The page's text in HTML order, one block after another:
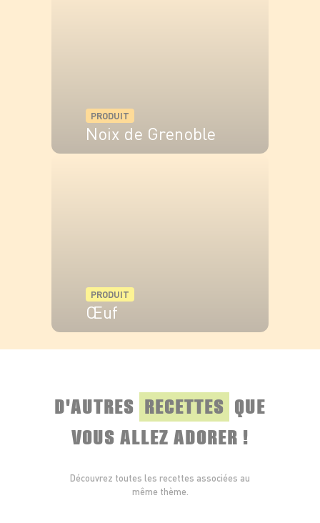
PRODUIT
Noix de Grenoble
PRODUIT
Œuf
D'AUTRES RECETTES QUE
VOUS ALLEZ ADORER !
Découvrez toutes les recettes associées au
même thème.